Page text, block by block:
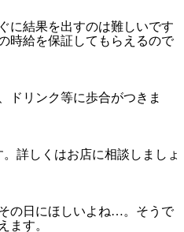
に結果を出すのは難しいです
時給を保証してもらえるので
ドリンク等に歩合がつきま
詳しくはお店に相談しましょ
の日にほしいよね…。そうで
ます。